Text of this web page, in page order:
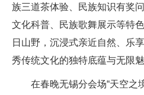
族三道茶体验、民族知识有奖
文化科普、民族歌舞展示等特
日山野，沉浸式亲近自然、乐
秀传统文化的独特底蕴与无限魅
在春晚无锡分会场“天空之